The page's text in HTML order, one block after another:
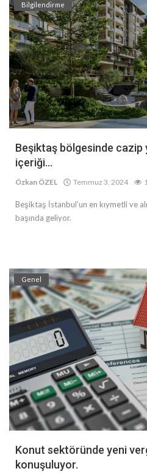
Bilgilendirme
Beşiktaş bölgesinde
içeriği...
Özkan ÖZEL Temmuz 3, 2024
Beşiktaş İstanbul’un en kıymetli ve
başında geliyor.
Genel
Konut sektöründe yeni
konuşuluyor.